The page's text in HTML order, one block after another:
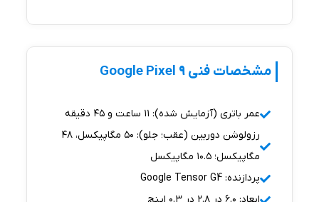
مشخصات فنی Google Pixel 9
عمر باتری (آزمایش شده): ۱۱ ساعت و ۴۵ دقیقه
رزولوشن دوربین (عقب؛ جلو): ۵۰ مگاپیکسل، ۴۸
مگاپیکسل؛ ۱۰.۵ مگاپیکسل
پردازنده: Google Tensor G4